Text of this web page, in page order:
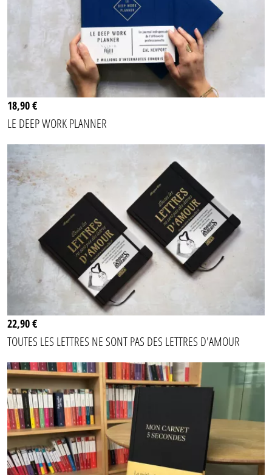
18,90 €
LE DEEP WORK PLANNER
22,90 €
TOUTES LES LETTRES NE SONT PAS DES LETTRES D'AMOUR